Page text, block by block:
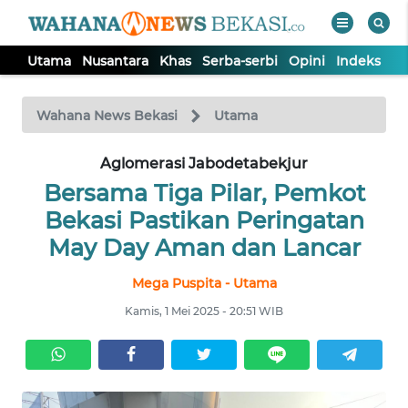
Utama Nusantara Khas Serba-serbi Opini Indeks
Wahana News Bekasi Utama
Aglomerasi Jabodetabekjur
Bersama Tiga Pilar, Pemkot
Bekasi Pastikan Peringatan
May Day Aman dan Lancar
Mega Puspita - Utama
Kamis, 1 Mei 2025 - 20:51 WIB
TV
Tutup
NUSANTARA
SERBI
OPINI